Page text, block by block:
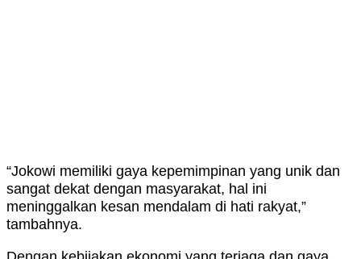
“Jokowi memiliki gaya kepemimpinan yang unik dan
sangat dekat dengan masyarakat, hal ini
meninggalkan kesan mendalam di hati rakyat,”
tambahnya.